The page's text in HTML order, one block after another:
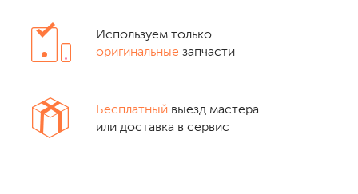
Используем только
оригинальные запчасти
Бесплатный выезд мастера
или доставка в сервис